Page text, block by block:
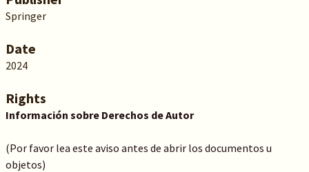
Springer
Date
2024
Rights
Información sobre Derechos de Autor
(Por favor lea este aviso antes de abrir los documentos u
objetos)